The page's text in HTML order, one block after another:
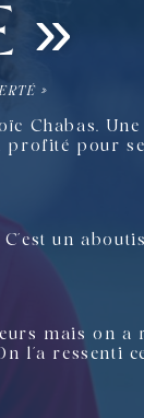
»
»
Chabas. Une
profité pour
un
mais on a
l’a ressenti